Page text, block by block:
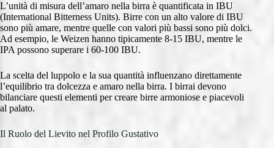
L’unità di misura dell’amaro nella birra è quantificata in IBU
(International Bitterness Units). Birre con un alto valore di IBU
sono più amare, mentre quelle con valori più bassi sono più dolci.
Ad esempio, le Weizen hanno tipicamente 8-15 IBU, mentre le
IPA possono superare i 60-100 IBU.
La scelta del luppolo e la sua quantità influenzano direttamente
l’equilibrio tra dolcezza e amaro nella birra. I birrai devono
bilanciare questi elementi per creare birre armoniose e piacevoli
al palato.
Il Ruolo del Lievito nel Profilo Gustativo